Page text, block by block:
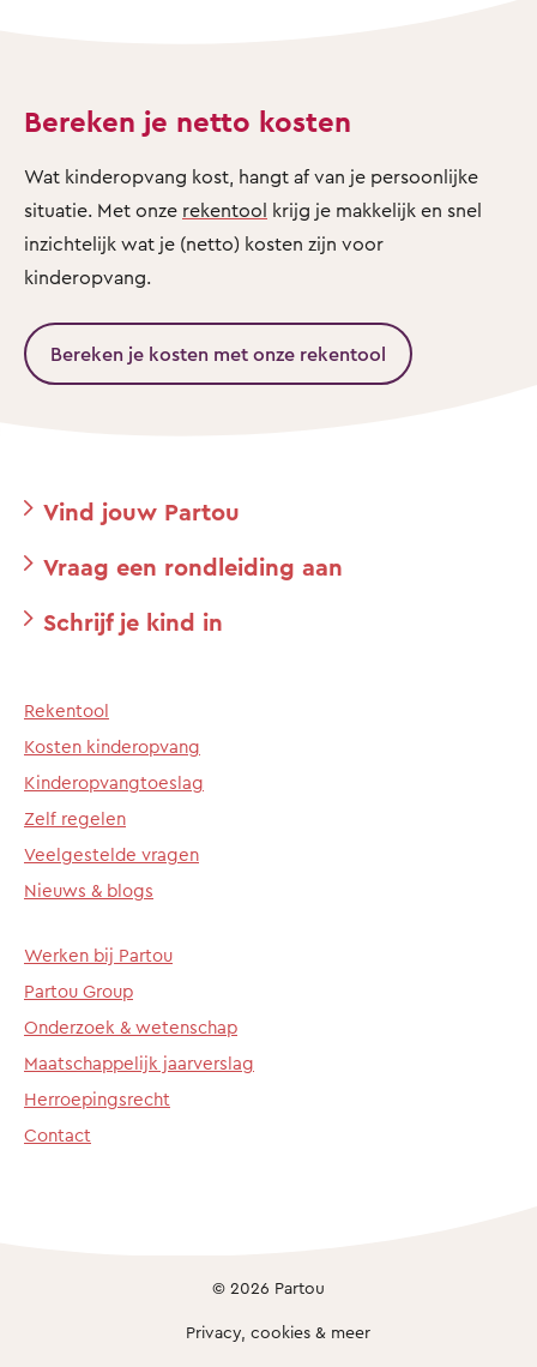
Bereken je netto kosten
Wat kinderopvang kost, hangt af van je persoonlijke
situatie. Met onze rekentool krijg je makkelijk en snel
inzichtelijk wat je (netto) kosten zijn voor
kinderopvang.
Bereken je kosten met onze rekentool
Vind jouw Partou
Vraag een rondleiding aan
Schrijf je kind in
Rekentool
Kosten kinderopvang
Kinderopvangtoeslag
Zelf regelen
Veelgestelde vragen
Nieuws & blogs
Werken bij Partou
Partou Group
Onderzoek & wetenschap
Maatschappelijk jaarverslag
Herroepingsrecht
Contact
© 2026 Partou
Privacy, cookies & meer